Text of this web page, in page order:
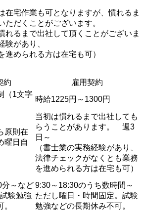
在宅作業も可となりますが、慣れるま
ただくことがございます。
れるまで出社して頂くことがございま
験があり、
進められる方は在宅も可）
約
雇用契約
（1文字
時給1225円～1300円
原則在
曜日自
当初は慣れるまで出社しても
らうことがあります。 週3
日～
（書士業の実務経験があり、
法律チェックがなくとも業務
を進められる方は在宅も可）
分～など
験勉強
9:30～18:30のうち数時間～
ただし曜日・時間固定。試験
勉強などの長期休み不可。